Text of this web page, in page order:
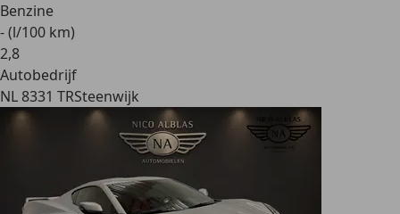
Benzine
- (l/100 km)
2,8
Autobedrijf
NL 8331 TRSteenwijk